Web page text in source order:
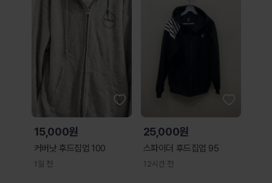
15,000원
커버낫 후드집업 100
1일 전
25,000원
스파이더 후드집업 95
12시간 전